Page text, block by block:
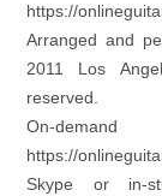
https://
Arranged and
2011 Los
reserved.
On-
https://
Skype or in-